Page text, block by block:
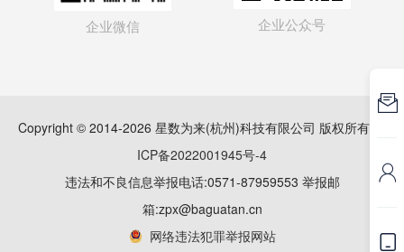
企业微信 企业公众号
Copyright © 2014-2026 星数为来(杭州)科技有限公司 版权所有
ICP备2022001945号-4
违法和不良信息举报电话:0571-87959553 举报邮
箱:zpx@baguatan.cn
网络违法犯罪举报网站


